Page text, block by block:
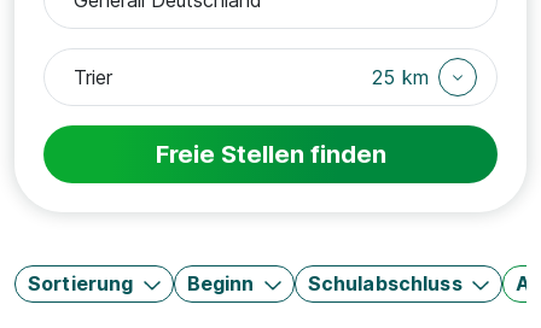
25 km
Freie Stellen finden
Sortierung Beginn Schulabschluss